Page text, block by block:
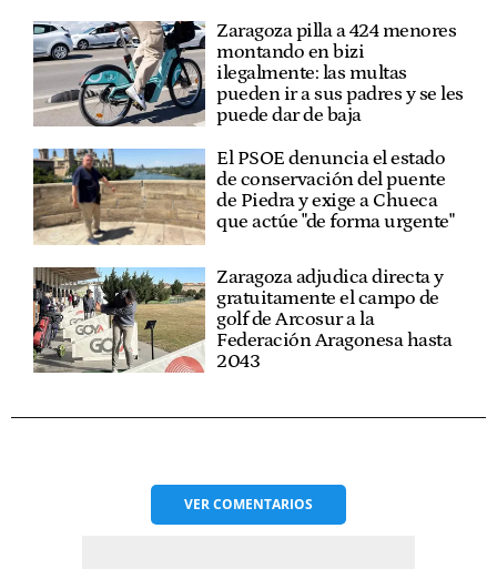
Zaragoza pilla a 424 menores
montando en bizi
ilegalmente: las multas
pueden ir a sus padres y se les
puede dar de baja
El PSOE denuncia el estado
de conservación del puente
de Piedra y exige a Chueca
que actúe "de forma urgente"
Zaragoza adjudica directa y
gratuitamente el campo de
golf de Arcosur a la
Federación Aragonesa hasta
2043
VERCOMENTARIOS